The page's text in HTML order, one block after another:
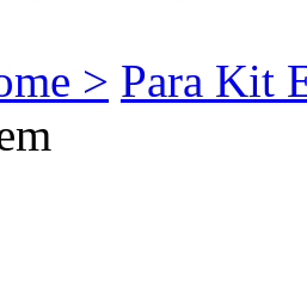
> Para Kit